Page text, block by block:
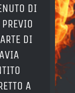
DI
DI
A